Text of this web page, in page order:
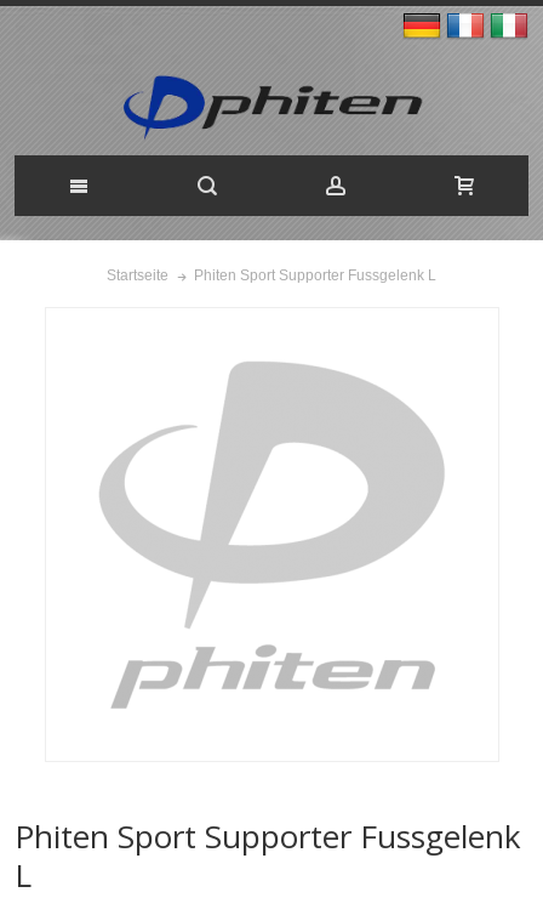
Startseite Phiten Sport Supporter Fussgelenk L
Phiten Sport Supporter Fussgelenk
L